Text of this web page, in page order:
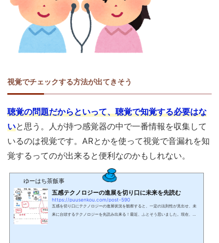
視覚でチェックする方法が出てきそう
聴覚の問題だからといって、聴覚で知覚する必要はな
いと思う。人が持つ感覚器の中で一番情報を収集して
いるのは視覚です。ARとかを使って視覚で音漏れを知
覚するってのが出来ると便利なのかもしれない。
ゆーはち茶飯事
五感テクノロジーの進展を切り口に未来を先読む
https://puusenkou.com/post-590
五感を切り口にテクノロジーの進展状況を観察すると、一定の法則性が見出せ、未
来に台頭するテクノロジーを先読み出来る！最近、ふとそう思いました。現在、五